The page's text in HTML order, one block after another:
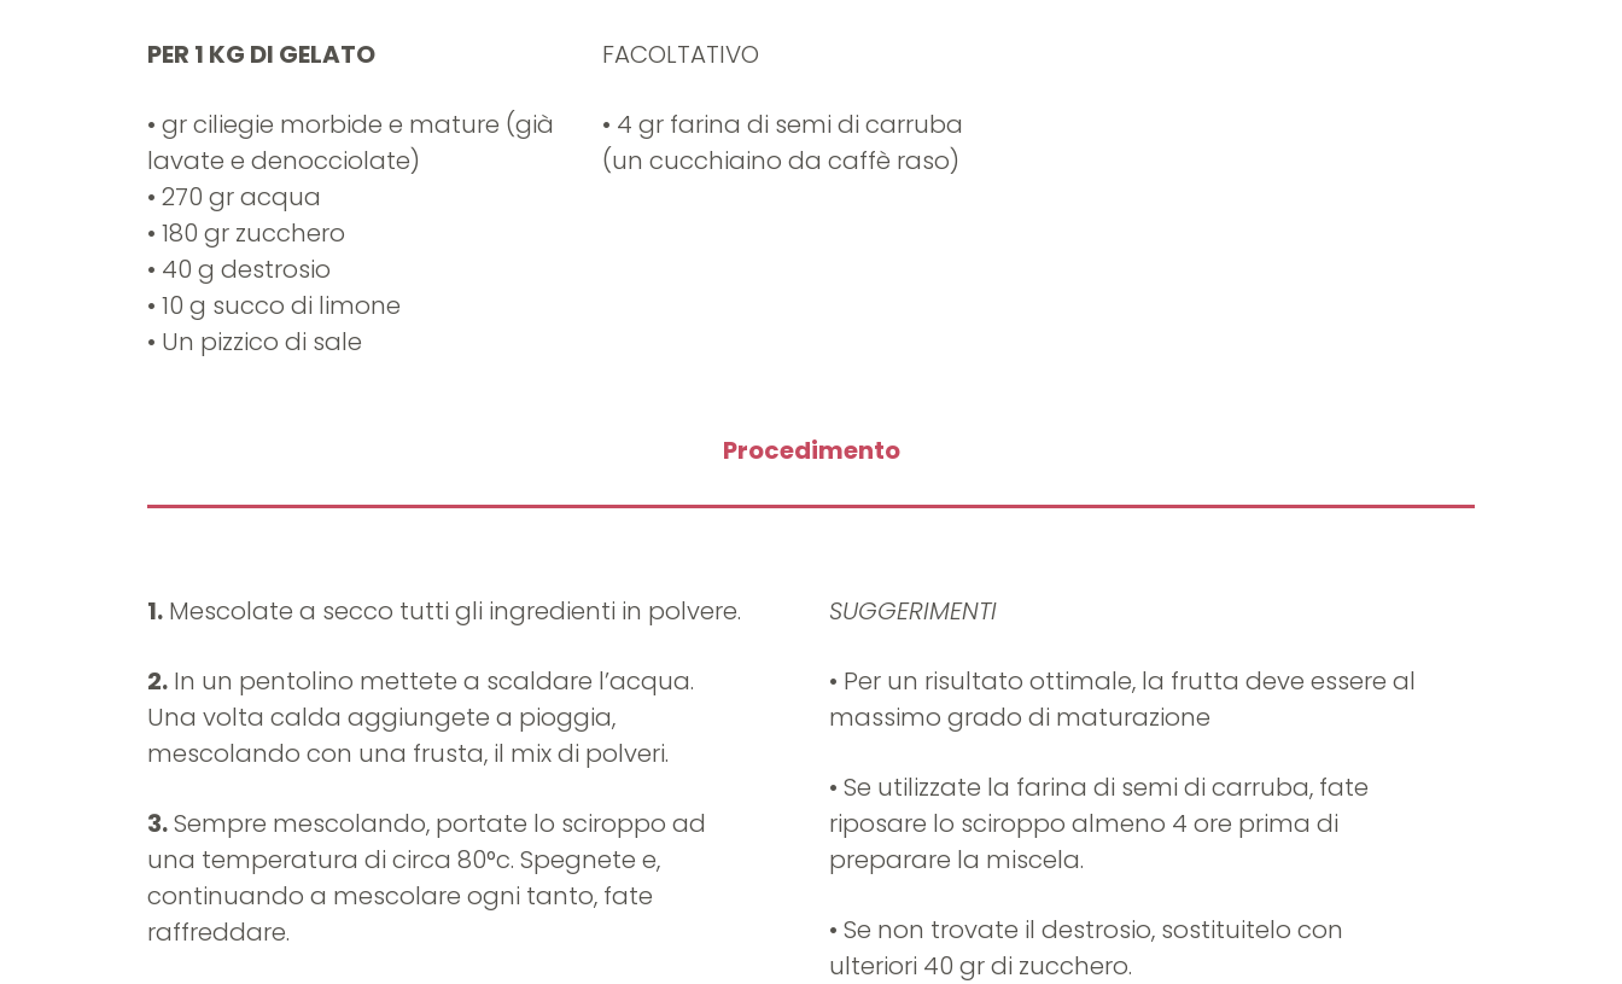
PER 1 KG DI GELATO
• gr ciliegie morbide e mature (già
lavate e denocciolate)
• 270 gr acqua
• 180 gr zucchero
• 40 g destrosio
• 10 g succo di limone
• Un pizzico di sale
FACOLTATIVO
• 4 gr farina di semi di carruba
(un cucchiaino da caffè raso)
Procedimento
1. Mescolate a secco tutti gli ingredienti in polvere.
2. In un pentolino mettete a scaldare l’acqua.
Una volta calda aggiungete a pioggia,
mescolando con una frusta, il mix di polveri.
3.Sempre mescolando, portate lo sciroppo ad
una temperatura di circa 80°c. Spegnete e,
continuando a mescolare ogni tanto, fate
raffreddare.
SUGGERIMENTI
• Per un risultato ottimale, la frutta deve essere al
massimo grado di maturazione
• Se utilizzate la farina di semi di carruba, fate
riposare lo sciroppo almeno 4 ore prima di
preparare la miscela.
• Se non trovate il destrosio, sostituitelo con
ulteriori 40 gr di zucchero.